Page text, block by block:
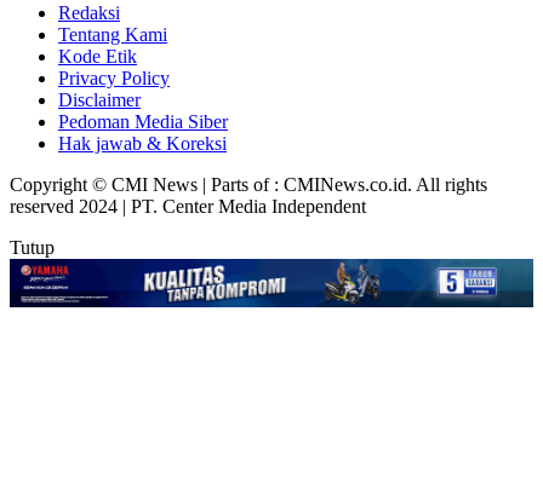
Redaksi
Tentang Kami
Kode Etik
Privacy Policy
Disclaimer
Pedoman Media Siber
Hak jawab & Koreksi
Copyright © CMI News | Parts of : CMINews.co.id. All rights
reserved 2024 | PT. Center Media Independent
Tutup